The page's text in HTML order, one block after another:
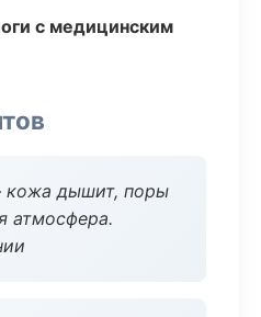
с медицинским
кожа дышит, поры
атмосфера.